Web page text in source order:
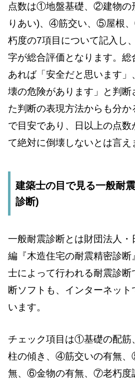
点数は①地盤基礎、②建物の
りあい)、④筋交い、⑤屋根
朽度の7項目について記入し
字が総合評価となります。
あれば「安全だと思います」
壊の危険があります」と判断
た判断の表現方法からも分か
で目安であり、日以上の点数
て絶対に倒壊しないとは言え
建築士の目で見る一般耐
診断)
一般耐震診断とは財団法人・
編『木造住宅の耐震精密診断
士によって行われる耐震診断
断ソフトも、インターネット
います。
チェック項目は①基礎の配
柱の傾き、④筋交いの有無
無、⑥金物の有無、⑦老朽度